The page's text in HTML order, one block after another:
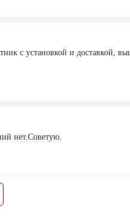
с установкой и доставкой,
нет.Советую.